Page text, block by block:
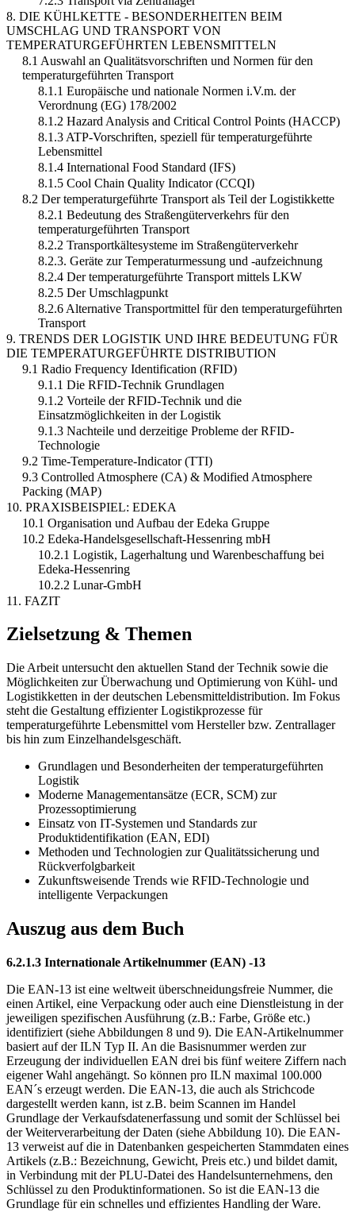
8. DIE KÜHLKETTE - BESONDERHEITEN BEIM
UMSCHLAG UND TRANSPORT VON
TEMPERATURGEFÜHRTEN LEBENSMITTELN
8.1 Auswahl an Qualitätsvorschriften und Normen für den
temperaturgeführten Transport
8.1.1 Europäische und nationale Normen i.V.m. der
Verordnung (EG) 178/2002
8.1.2 Hazard Analysis and Critical Control Points (HACCP)
8.1.3 ATP-Vorschriften, speziell für temperaturgeführte
Lebensmittel
8.1.4 International Food Standard (IFS)
8.1.5 Cool Chain Quality Indicator (CCQI)
8.2 Der temperaturgeführte Transport als Teil der Logistikkette
8.2.1 Bedeutung des Straßengüterverkehrs für den
temperaturgeführten Transport
8.2.2 Transportkältesysteme im Straßengüterverkehr
8.2.3. Geräte zur Temperaturmessung und -aufzeichnung
8.2.4 Der temperaturgeführte Transport mittels LKW
8.2.5 Der Umschlagpunkt
8.2.6 Alternative Transportmittel für den temperaturgeführten
Transport
9. TRENDS DER LOGISTIK UND IHRE BEDEUTUNG FÜR
DIE TEMPERATURGEFÜHRTE DISTRIBUTION
9.1 Radio Frequency Identification (RFID)
9.1.1 Die RFID-Technik Grundlagen
9.1.2 Vorteile der RFID-Technik und die
Einsatzmöglichkeiten in der Logistik
9.1.3 Nachteile und derzeitige Probleme der RFID-
Technologie
9.2 Time-Temperature-Indicator (TTI)
9.3 Controlled Atmosphere (CA) & Modified Atmosphere
Packing (MAP)
10. PRAXISBEISPIEL: EDEKA
10.1 Organisation und Aufbau der Edeka Gruppe
10.2 Edeka-Handelsgesellschaft-Hessenring mbH
10.2.1 Logistik, Lagerhaltung und Warenbeschaffung bei
Edeka-Hessenring
10.2.2 Lunar-GmbH
11. FAZIT
Zielsetzung & Themen
Die Arbeit untersucht den aktuellen Stand der Technik sowie die
Möglichkeiten zur Überwachung und Optimierung von Kühl- und
Logistikketten in der deutschen Lebensmitteldistribution. Im Fokus
steht die Gestaltung effizienter Logistikprozesse für
temperaturgeführte Lebensmittel vom Hersteller bzw. Zentrallager
bis hin zum Einzelhandelsgeschäft.
Grundlagen und Besonderheiten der temperaturgeführten
Logistik
Moderne Managementansätze (ECR, SCM) zur
Prozessoptimierung
Einsatz von IT-Systemen und Standards zur
Produktidentifikation (EAN, EDI)
Methoden und Technologien zur Qualitätssicherung und
Rückverfolgbarkeit
Zukunftsweisende Trends wie RFID-Technologie und
intelligente Verpackungen
Auszug aus dem Buch
6.2.1.3 Internationale Artikelnummer (EAN) -13
Die EAN-13 ist eine weltweit überschneidungsfreie Nummer, die
einen Artikel, eine Verpackung oder auch eine Dienstleistung in der
jeweiligen spezifischen Ausführung (z.B.: Farbe, Größe etc.)
identifiziert (siehe Abbildungen 8 und 9). Die EAN-Artikelnummer
basiert auf der ILN Typ II. An die Basisnummer werden zur
Erzeugung der individuellen EAN drei bis fünf weitere Ziffern nach
eigener Wahl angehängt. So können pro ILN maximal 100.000
EAN´s erzeugt werden. Die EAN-13, die auch als Strichcode
dargestellt werden kann, ist z.B. beim Scannen im Handel
Grundlage der Verkaufsdatenerfassung und somit der Schlüssel bei
der Weiterverarbeitung der Daten (siehe Abbildung 10). Die EAN-
13 verweist auf die in Datenbanken gespeicherten Stammdaten eines
Artikels (z.B.: Bezeichnung, Gewicht, Preis etc.) und bildet damit,
in Verbindung mit der PLU-Datei des Handelsunternehmens, den
Schlüssel zu den Produktinformationen. So ist die EAN-13 die
Grundlage für ein schnelles und effizientes Handling der Ware.